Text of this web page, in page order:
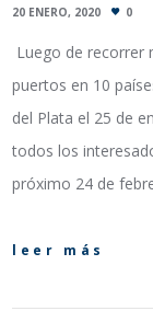
20 ENERO, 2020 0
Luego de recorrer
puertos en 10
del Plata el 25 de
todos los
próximo 24 de
leer más